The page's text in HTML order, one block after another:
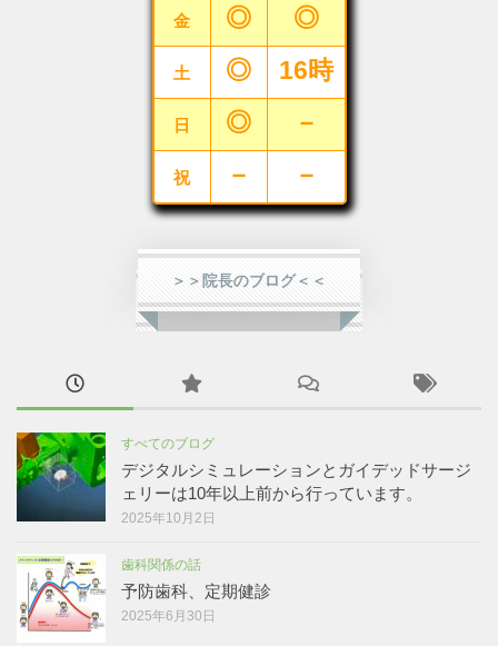
金 ◎ ◎
土 ◎ 16時
日 ◎ －
祝 － －
＞＞院長のブログ＜＜
すべてのブログ
デジタルシミュレーションとガイデッドサージ
ェリーは10年以上前から行っています。
2025年10月2日
歯科関係の話
予防歯科、定期健診
2025年6月30日